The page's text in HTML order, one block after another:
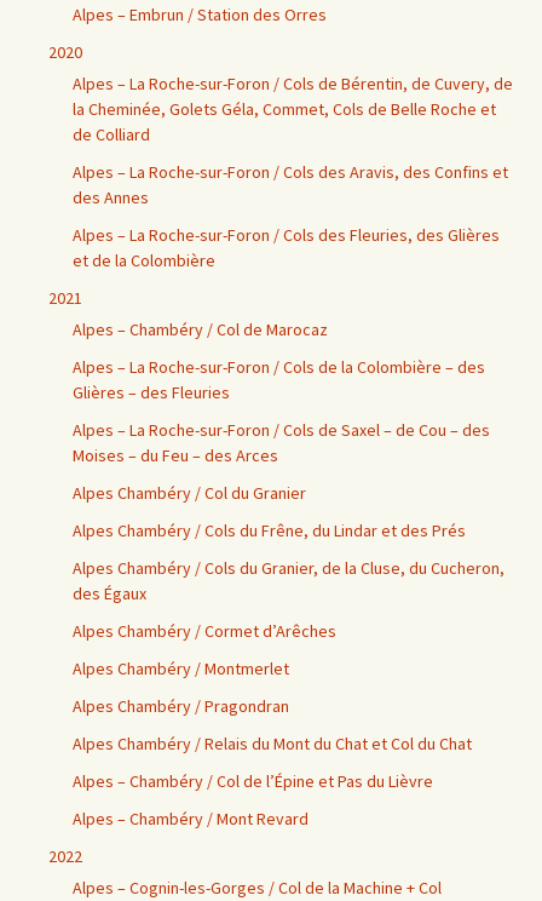
Alpes – Embrun / Station des Orres
2020
Alpes – La Roche-sur-Foron / Cols de Bérentin, de Cuvery, de
la Cheminée, Golets Géla, Commet, Cols de Belle Roche et
de Colliard
Alpes – La Roche-sur-Foron / Cols des Aravis, des Confins et
des Annes
Alpes – La Roche-sur-Foron / Cols des Fleuries, des Glières
et de la Colombière
2021
Alpes – Chambéry / Col de Marocaz
Alpes – La Roche-sur-Foron / Cols de la Colombière – des
Glières – des Fleuries
Alpes – La Roche-sur-Foron / Cols de Saxel – de Cou – des
Moises – du Feu – des Arces
Alpes Chambéry / Col du Granier
Alpes Chambéry / Cols du Frêne, du Lindar et des Prés
Alpes Chambéry / Cols du Granier, de la Cluse, du Cucheron,
des Égaux
Alpes Chambéry / Cormet d’Arêches
Alpes Chambéry / Montmerlet
Alpes Chambéry / Pragondran
Alpes Chambéry / Relais du Mont du Chat et Col du Chat
Alpes – Chambéry / Col de l’Épine et Pas du Lièvre
Alpes – Chambéry / Mont Revard
2022
Alpes – Cognin-les-Gorges / Col de la Machine + Col